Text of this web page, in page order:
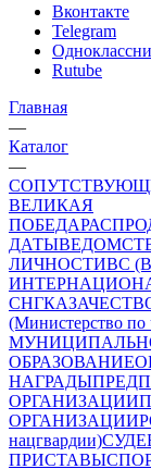
Вконтакте
Telegram
Rutube
Главная
—
Каталог
—
ВЕЛИКАЯ
ПОБЕДА
ДАТЫ
ЛИЧНОСТИВС
СНГ
(Министерство
ОБРАЗОВАНИЕ
НАГРАДЫ
ОРГАНИЗАЦИИ
ОРГАНИЗАЦИИ
нацгвардии)
ПРИСТАВЫ